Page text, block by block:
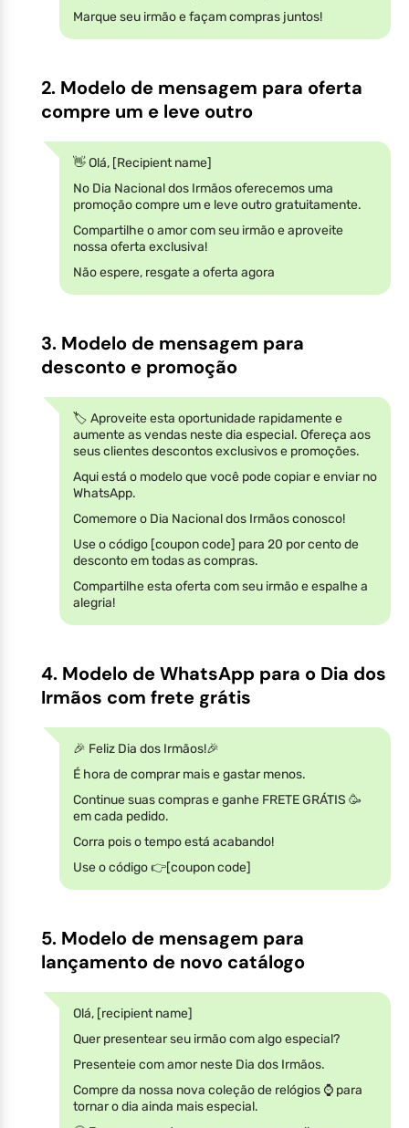
Marque seu irmão e façam compras juntos!
2. Modelo de mensagem para oferta
compre um e leve outro
👋 Olá, [Recipient name]
No Dia Nacional dos Irmãos oferecemos uma
promoção compre um e leve outro gratuitamente.
Compartilhe o amor com seu irmão e aproveite
nossa oferta exclusiva!
Não espere, resgate a oferta agora
3. Modelo de mensagem para
desconto e promoção
🏷️ Aproveite esta oportunidade rapidamente e
aumente as vendas neste dia especial. Ofereça aos
seus clientes descontos exclusivos e promoções.
Aqui está o modelo que você pode copiar e enviar no
WhatsApp.
Comemore o Dia Nacional dos Irmãos conosco!
Use o código [coupon code] para 20 por cento de
desconto em todas as compras.
Compartilhe esta oferta com seu irmão e espalhe a
alegria!
4. Modelo de WhatsApp para o Dia dos
Irmãos com frete grátis
🎉 Feliz Dia dos Irmãos!🎉
É hora de comprar mais e gastar menos.
Continue suas compras e ganhe FRETE GRÁTIS 🥳
em cada pedido.
Corra pois o tempo está acabando!
Use o código 👉[coupon code]
5. Modelo de mensagem para
lançamento de novo catálogo
Olá, [recipient name]
Quer presentear seu irmão com algo especial?
Presenteie com amor neste Dia dos Irmãos.
Compre da nossa nova coleção de relógios ⌚ para
tornar o dia ainda mais especial.